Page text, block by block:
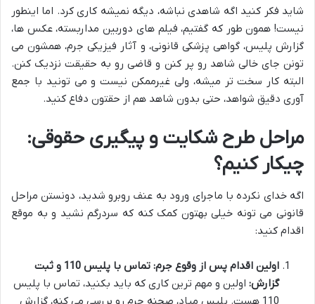
شاید فکر کنید اگه شاهدی نباشه، دیگه نمیشه کاری کرد. اما اینطور
نیست! همون طور که گفتیم، فیلم های دوربین مداربسته، عکس ها،
گزارش پلیس، گواهی پزشکی قانونی، و آثار فیزیکی جرم، همشون می
تونن جای خالی شاهد رو پر کنن و قاضی رو به حقیقت نزدیک کنن.
البته کار سخت تر میشه، ولی غیرممکن نیست و می تونید با جمع
آوری دقیق شواهد، حتی بدون شاهد هم از حقتون دفاع کنید.
مراحل طرح شکایت و پیگیری حقوقی:
چیکار کنیم؟
اگه خدای نکرده با ماجرای ورود به عنف روبرو شدید، دونستن مراحل
قانونی می تونه خیلی بهتون کمک کنه که سردرگم نشید و به موقع
اقدام کنید:
اولین اقدام پس از وقوع جرم: تماس با پلیس 110 و ثبت
گزارش: اولین و مهم ترین کاری که باید بکنید، تماس با پلیس
110 هست. پلیس میاد، صحنه جرم رو بررسی می کنه، گزارش